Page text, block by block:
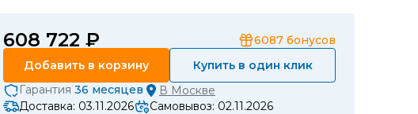
608 722 ₽ 6087 бонусов
Добавить в корзину
Купить в один клик
Гарантия 36 месяцев В Москве
Доставка: 03.11.2026
Самовывоз: 02.11.2026